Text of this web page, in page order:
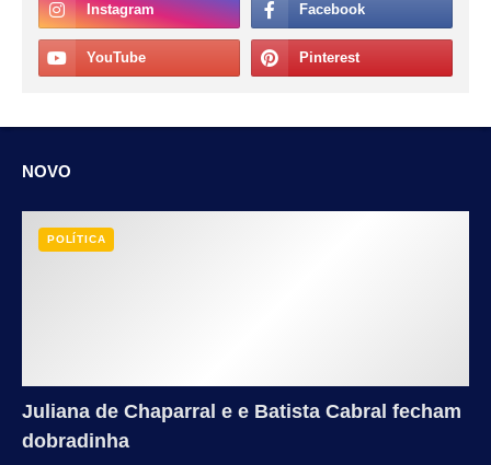
NOVO
POLÍTICA
Juliana de Chaparral e e Batista Cabral fecham
dobradinha